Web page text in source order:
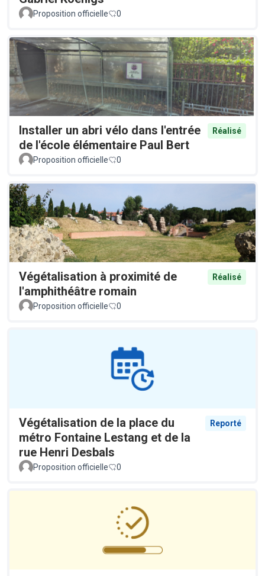
Proposition officielle 0
Installer un abri vélo dans l'entrée
de l'école élémentaire Paul Bert
Réalisé
Proposition officielle 0
Végétalisation à proximité de
l'amphithéâtre romain
Réalisé
Proposition officielle 0
Végétalisation de la place du
métro Fontaine Lestang et de la
rue Henri Desbals
Reporté
Proposition officielle 0